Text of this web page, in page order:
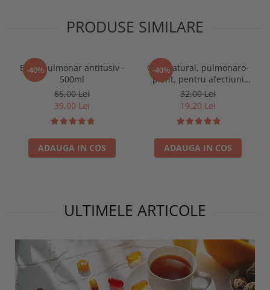
PRODUSE SIMILARE
-40%
Elixir pulmonar antitusiv -
500ml
65,00 Lei
39,00 Lei
ADAUGA IN COS
-40%
Ceai natural, pulmonaro-
plant, pentru afectiuni
pulmonar respiratorii, 100g
32,00 Lei
19,20 Lei
ADAUGA IN COS
ULTIMELE ARTICOLE